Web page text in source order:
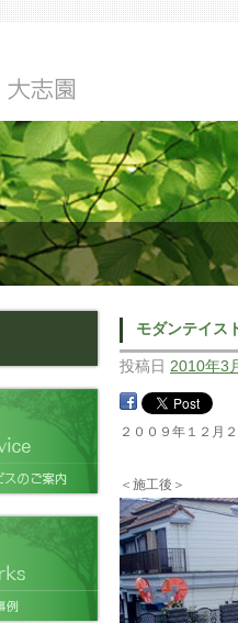
モダンテイス
投稿日 2010年3
２００９年１２
＜施工後＞